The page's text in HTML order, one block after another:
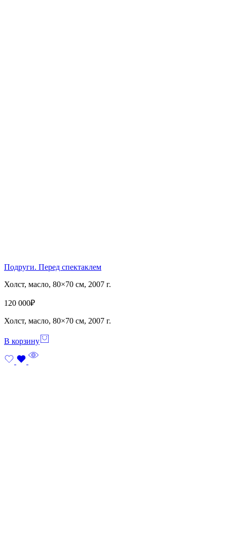
Подруги. Перед спектаклем
Холст, масло, 80×70 см, 2007 г.
120 000₽
Холст, масло, 80×70 см, 2007 г.
В корзину